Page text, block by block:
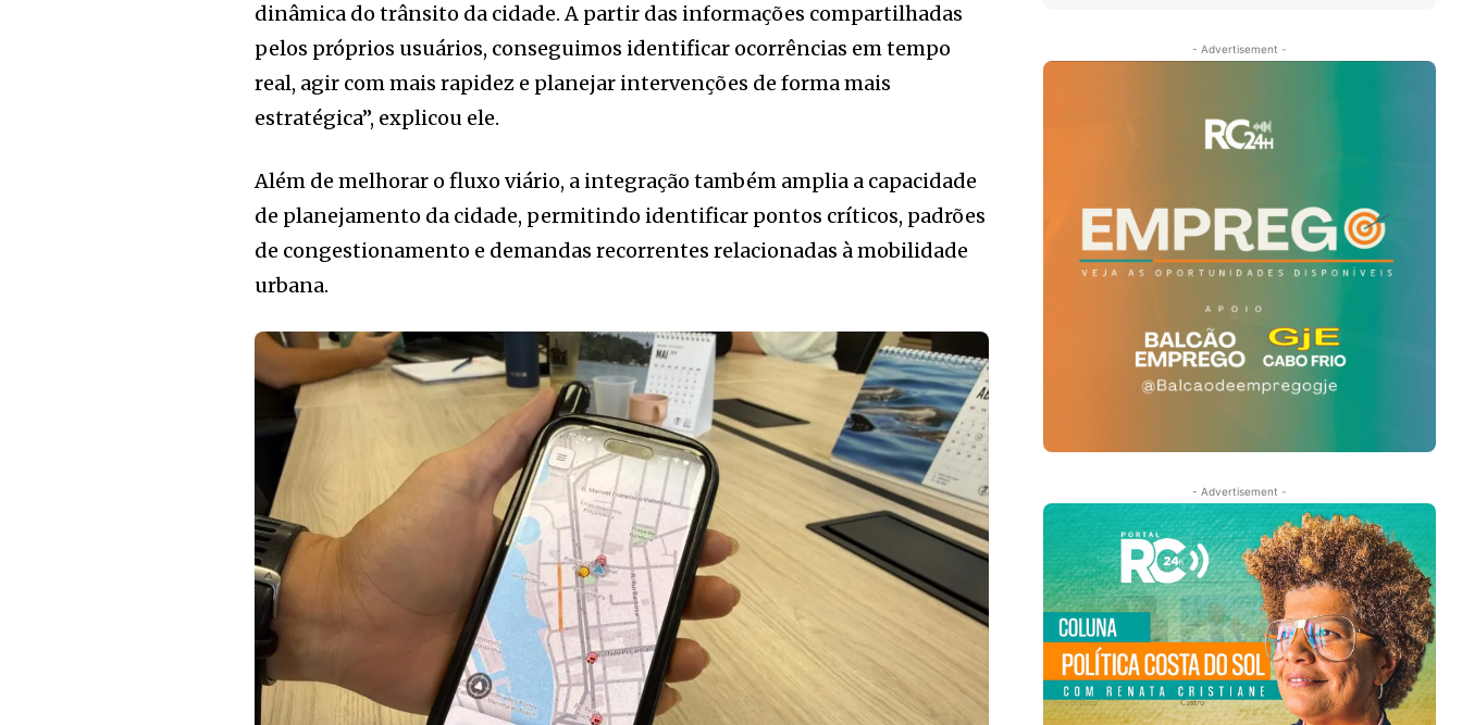
dinâmica do trânsito da cidade. A partir das informações compartilhadas
pelos próprios usuários, conseguimos identificar ocorrências em tempo
real, agir com mais rapidez e planejar intervenções de forma mais
estratégica”, explicou ele.
Além de melhorar o fluxo viário, a integração também amplia a capacidade
de planejamento da cidade, permitindo identificar pontos críticos, padrões
de congestionamento e demandas recorrentes relacionadas à mobilidade
urbana.
- Advertisement -
- Advertisement -